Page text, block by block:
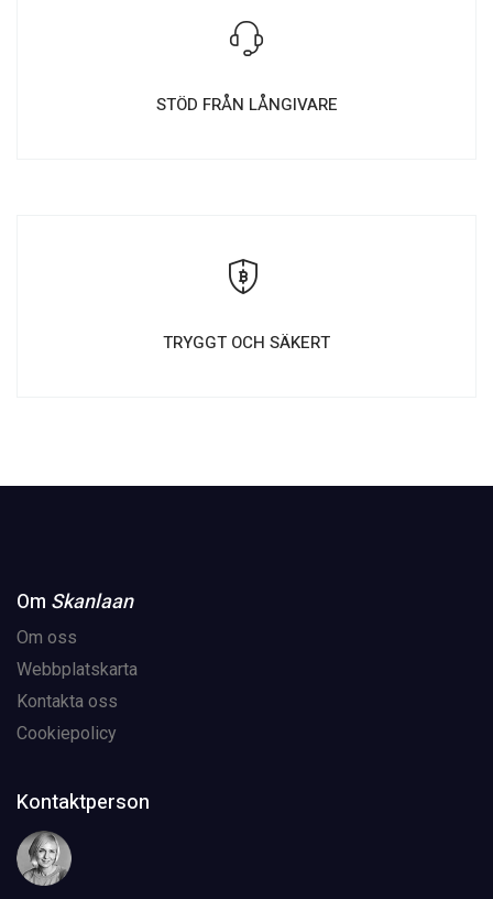
STÖD FRÅN LÅNGIVARE
TRYGGT OCH SÄKERT
Om Skanlaan
Om oss
Webbplatskarta
Kontakta oss
Cookiepolicy
Kontaktperson